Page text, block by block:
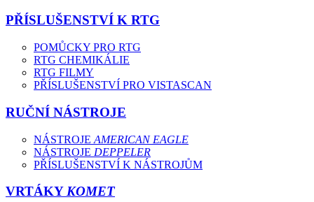
PŘÍSLUŠENSTVÍ K RTG
POMŮCKY PRO RTG
RTG CHEMIKÁLIE
RTG FILMY
PŘÍSLUŠENSTVÍ PRO VISTASCAN
RUČNÍ NÁSTROJE
NÁSTROJE AMERICAN EAGLE
NÁSTROJE DEPPELER
PŘÍSLUŠENSTVÍ K NÁSTROJŮM
VRTÁKYKOMET